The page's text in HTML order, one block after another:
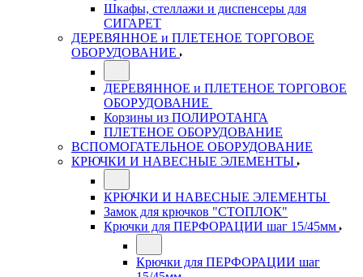
Шкафы, стеллажи и диспенсеры для
СИГАРЕТ
ДЕРЕВЯННОЕ и ПЛЕТЕНОЕ ТОРГОВОЕ
ОБОРУДОВАНИЕ
ДЕРЕВЯННОЕ и ПЛЕТЕНОЕ ТОРГОВОЕ
ОБОРУДОВАНИЕ
Корзины из ПОЛИРОТАНГА
ПЛЕТЕНОЕ ОБОРУДОВАНИЕ
ВСПОМОГАТЕЛЬНОЕ ОБОРУДОВАНИЕ
КРЮЧКИ И НАВЕСНЫЕ ЭЛЕМЕНТЫ
КРЮЧКИ И НАВЕСНЫЕ ЭЛЕМЕНТЫ
Замок для крючков "СТОПЛОК"
Крючки для ПЕРФОРАЦИИ шаг 15/45мм
Крючки для ПЕРФОРАЦИИ шаг